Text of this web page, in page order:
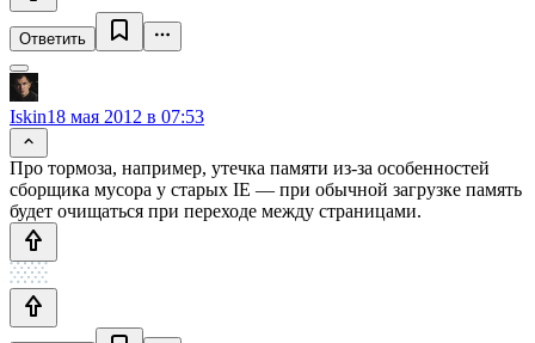
Ответить
Iskin18 мая 2012 в 07:53
Про тормоза, например, утечка памяти из-за особенностей
сборщика мусора у старых IE — при обычной загрузке память
будет очищаться при переходе между страницами.